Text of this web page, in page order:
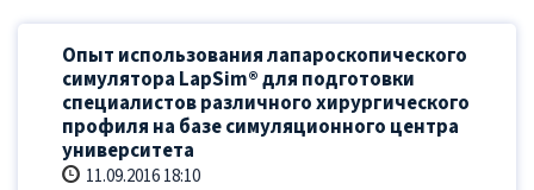
Опыт использования лапароскопического
симулятора LapSim® для подготовки
специалистов различного хирургического
профиля на базе симуляционного центра
университета
11.09.2016 18:10